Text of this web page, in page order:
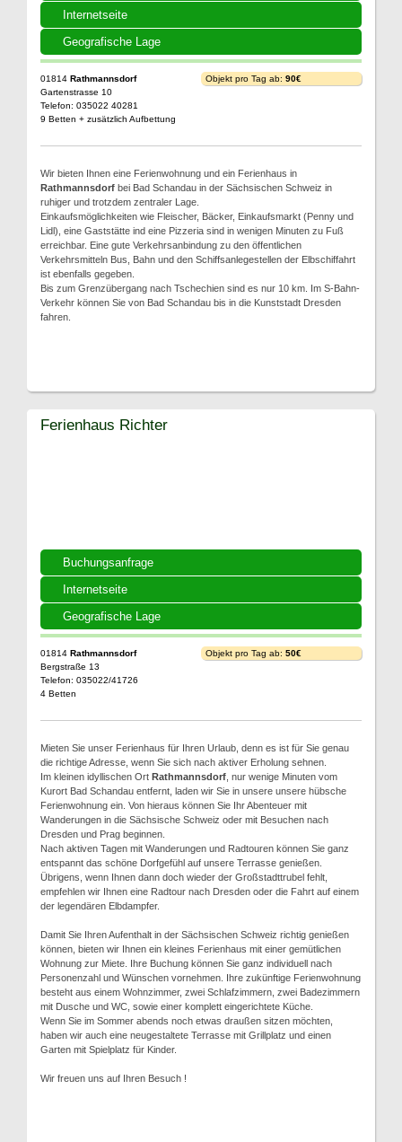
Internetseite
Geografische Lage
01814 Rathmannsdorf
Gartenstrasse 10
Telefon: 035022 40281
9 Betten + zusätzlich Aufbettung
Objekt pro Tag ab: 90€
Wir bieten Ihnen eine Ferienwohnung und ein Ferienhaus in
Rathmannsdorf bei Bad Schandau in der Sächsischen Schweiz in
ruhiger und trotzdem zentraler Lage.
Einkaufsmöglichkeiten wie Fleischer, Bäcker, Einkaufsmarkt (Penny und
Lidl), eine Gaststätte ind eine Pizzeria sind in wenigen Minuten zu Fuß
erreichbar. Eine gute Verkehrsanbindung zu den öffentlichen
Verkehrsmitteln Bus, Bahn und den Schiffsanlegestellen der Elbschiffahrt
ist ebenfalls gegeben.
Bis zum Grenzübergang nach Tschechien sind es nur 10 km. Im S-Bahn-
Verkehr können Sie von Bad Schandau bis in die Kunststadt Dresden
fahren.
Buchungsanfrage
Internetseite
Geografische Lage
Ferienhaus Richter
01814 Rathmannsdorf
Bergstraße 13
Telefon: 035022/41726
4 Betten
Objekt pro Tag ab: 50€
Mieten Sie unser Ferienhaus für Ihren Urlaub, denn es ist für Sie genau
die richtige Adresse, wenn Sie sich nach aktiver Erholung sehnen.
Im kleinen idyllischen Ort Rathmannsdorf , nur wenige Minuten vom
Kurort Bad Schandau entfernt, laden wir Sie in unsere unsere hübsche
Ferienwohnung ein. Von hieraus können Sie Ihr Abenteuer mit
Wanderungen in die Sächsische Schweiz oder mit Besuchen nach
Dresden und Prag beginnen.
Nach aktiven Tagen mit Wanderungen und Radtouren können Sie ganz
entspannt das schöne Dorfgefühl auf unsere Terrasse genießen.
Übrigens, wenn Ihnen dann doch wieder der Großstadttrubel fehlt,
empfehlen wir Ihnen eine Radtour nach Dresden oder die Fahrt auf einem
der legendären Elbdampfer.
Damit Sie Ihren Aufenthalt in der Sächsischen Schweiz richtig genießen
können, bieten wir Ihnen ein kleines Ferienhaus mit einer gemütlichen
Wohnung zur Miete. Ihre Buchung können Sie ganz individuell nach
Personenzahl und Wünschen vornehmen. Ihre zukünftige Ferienwohnung
besteht aus einem Wohnzimmer, zwei Schlafzimmern, zwei Badezimmern
mit Dusche und WC, sowie einer komplett eingerichtete Küche.
Wenn Sie im Sommer abends noch etwas draußen sitzen möchten,
haben wir auch eine neugestaltete Terrasse mit Grillplatz und einen
Garten mit Spielplatz für Kinder.
Wir freuen uns auf Ihren Besuch !